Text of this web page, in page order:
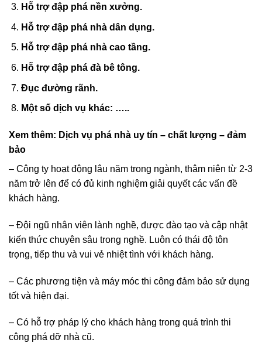
Hỗ trợ đập phá nền xưởng.
Hỗ trợ đập phá nhà dân dụng.
Hỗ trợ đập phá nhà cao tầng.
Hỗ trợ đập phá đà bê tông.
Đục đường rãnh.
Một số dịch vụ khác: …..
Xem thêm: Dịch vụ phá nhà uy tín – chất lượng – đảm
bảo
– Công ty hoạt động lâu năm trong ngành, thâm niên từ 2-3
năm trở lên để có đủ kinh nghiệm giải quyết các vấn đề
khách hàng.
– Đội ngũ nhân viên lành nghề, được đào tạo và cập nhật
kiến thức chuyên sâu trong nghề. Luôn có thái độ tôn
trọng, tiếp thu và vui vẻ nhiệt tình với khách hàng.
– Các phương tiện và máy móc thi công đảm bảo sử dụng
tốt và hiện đại.
– Có hỗ trợ pháp lý cho khách hàng trong quá trình thi
công phá dỡ nhà cũ.